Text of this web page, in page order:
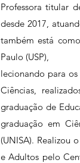
Professora titular
desde 2017,
também está
Paulo (USP),
lecionando para
Ciências,
graduação de
graduação em
(UNISA). Realizou
e Adultos pelo